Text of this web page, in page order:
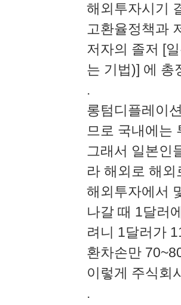
해외투자시기
고환율정책과
저자의 졸저 [
는 기법)] 에 총
.
롱텀디플레이
므로 국내에는
그래서 일본인
라 해외로 해외
해외투자에서
나갈 때 1달러
려니 1달러가
환차손만
이렇게 주식회
.